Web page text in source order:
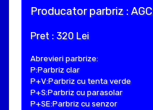
Producator parbriz : AGC
Pret : 320 Lei
Abrevieri parbrize:
P:Parbriz clar
P+V:Parbriz cu tenta verde
P+S:Parbriz cu parasolar
P+SE:Parbriz cu senzor